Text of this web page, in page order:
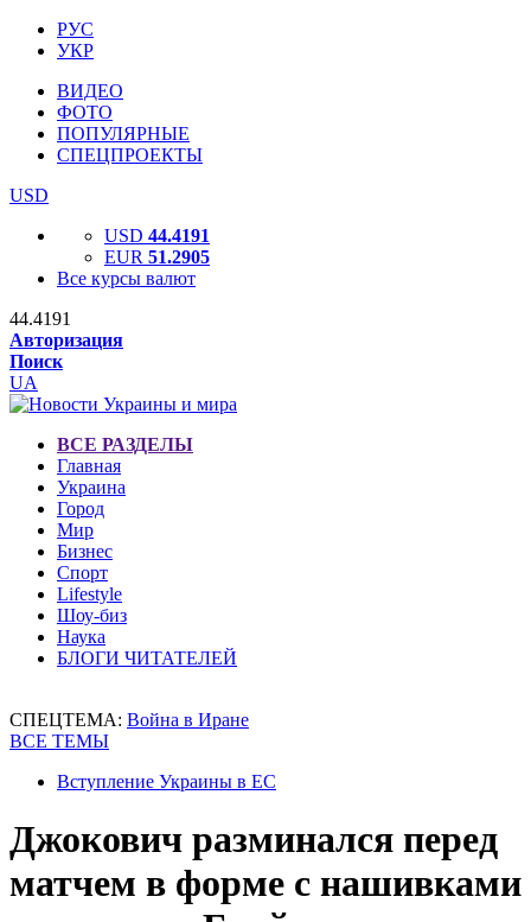
РУС
УКР
ВИДЕО
ФОТО
ПОПУЛЯРНЫЕ
СПЕЦПРОЕКТЫ
USD
USD 44.4191
EUR 51.2905
Все курсы валют
44.4191
Авторизация
Поиск
UA
ВСЕ РАЗДЕЛЫ
Главная
Украина
Город
Мир
Бизнес
Спорт
Lifestyle
Шоу-биз
Наука
БЛОГИ ЧИТАТЕЛЕЙ
СПЕЦТЕМА: Война в Иране
ВСЕ ТЕМЫ
Вступление Украины в ЕС
Джокович разминался перед
матчем в форме с нашивками